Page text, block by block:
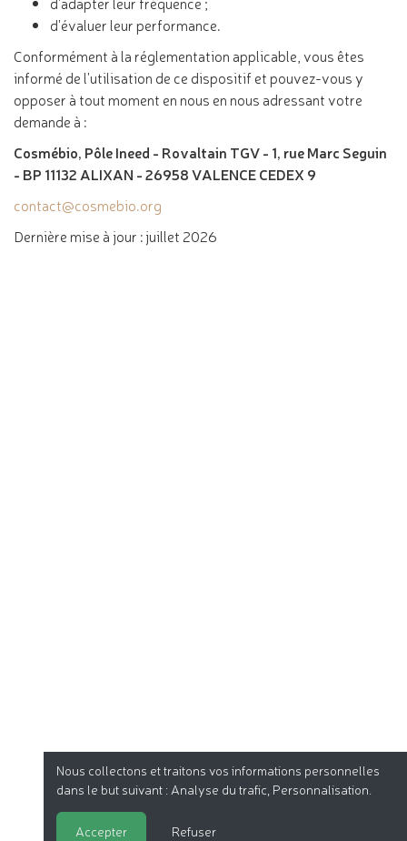
d'évaluer leur performance.
Conformément à la réglementation applicable, vous êtes
informé de l'utilisation de ce dispositif et pouvez-vous y
opposer à tout moment en nous en nous adressant votre
demande à :
Cosmébio, Pôle Ineed - Rovaltain TGV - 1, rue Marc Seguin
- BP 11132 ALIXAN - 26958 VALENCE CEDEX 9
contact@cosmebio.org
Dernière mise à jour : juillet 2026
Nous collectons et traitons vos informations personnelles
dans le but suivant : Analyse du trafic, Personnalisation
Accepter Refuser